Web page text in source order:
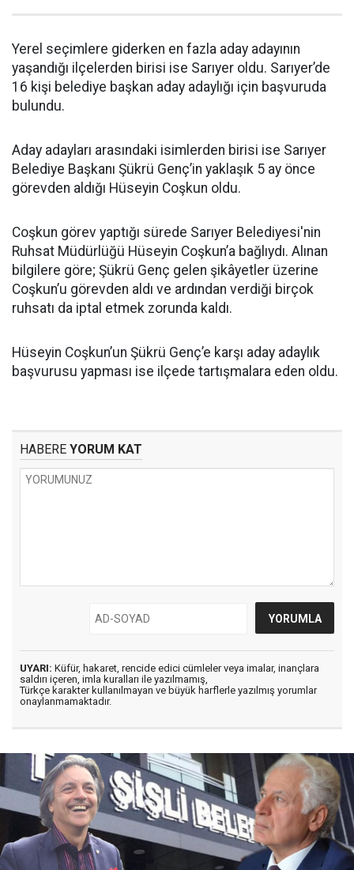
Yerel seçimlere giderken en fazla aday adayının
yaşandığı ilçelerden birisi ise Sarıyer oldu. Sarıyer’de
16 kişi belediye başkan aday adaylığı için başvuruda
bulundu.
Aday adayları arasındaki isimlerden birisi ise Sarıyer
Belediye Başkanı Şükrü Genç’in yaklaşık 5 ay önce
görevden aldığı Hüseyin Coşkun oldu.
Coşkun görev yaptığı sürede Sarıyer Belediyesi'nin
Ruhsat Müdürlüğü Hüseyin Coşkun’a bağlıydı. Alınan
bilgilere göre; Şükrü Genç gelen şikâyetler üzerine
Coşkun’u görevden aldı ve ardından verdiği birçok
ruhsatı da iptal etmek zorunda kaldı.
Hüseyin Coşkun’un Şükrü Genç’e karşı aday adaylık
başvurusu yapması ise ilçede tartışmalara eden oldu.
HABERE YORUM KAT
UYARI: Küfür, hakaret, rencide edici cümleler veya imalar, inançlara
saldırı içeren, imla kuralları ile yazılmamış,
Türkçe karakter kullanılmayan ve büyük harflerle yazılmış yorumlar
onaylanmamaktadır.